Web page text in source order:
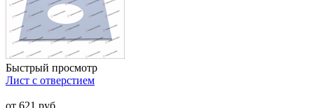
Быстрый просмотр
Лист с отверстием
от 621 руб.